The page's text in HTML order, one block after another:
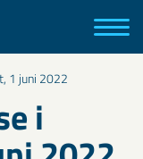
1 juni 2022
i